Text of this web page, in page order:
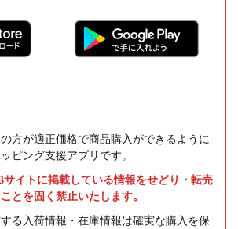
方が適正価格で商品購入ができるように
ピング支援アプリです。
イトに掲載している情報をせどり・転売
とを固く禁止いたします。
る入荷情報・在庫情報は確実な購入を保